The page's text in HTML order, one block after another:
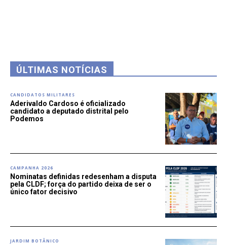
ÚLTIMAS NOTÍCIAS
CANDIDATOS MILITARES
Aderivaldo Cardoso é oficializado
candidato a deputado distrital pelo
Podemos
CAMPANHA 2026
Nominatas definidas redesenham a disputa
pela CLDF; força do partido deixa de ser o
único fator decisivo
JARDIM BOTÂNICO